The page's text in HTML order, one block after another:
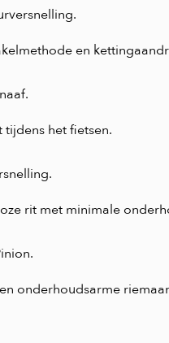
en
het fietsen.
rit met minimale
onderhoudsarme